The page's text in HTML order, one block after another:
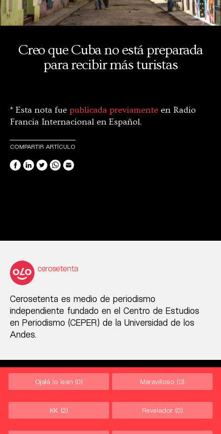
Creo que Cuba no está preparada
para recibir más turistas
* Esta nota fue publicada previamente en Radio
Francia Internacional en Español.
COMPARTIR ARTÍCULO
cerosetenta
Cerosetenta es medio de periodismo
independiente fundado en el Centro de Estudios
en Periodismo (CEPER) de la Universidad de los
Andes.
Ojalá lo lean (0) Maravilloso (0)
KK (2) Revelador (0)